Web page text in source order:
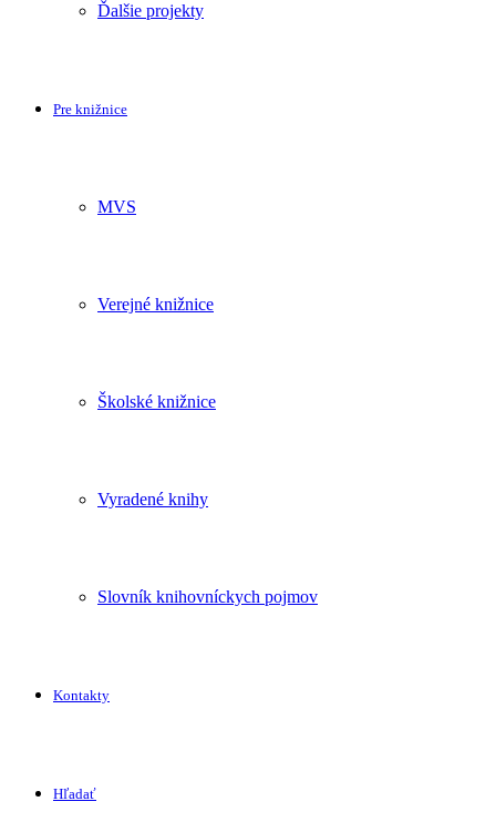
Ďalšie projekty
Pre knižnice
MVS
Verejné knižnice
Školské knižnice
Vyradené knihy
Slovník knihovníckych pojmov
Kontakty
Hľadať